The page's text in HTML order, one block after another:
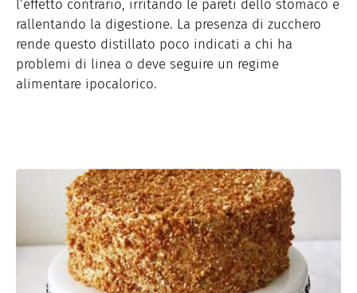
l’effetto contrario, irritando le pareti dello stomaco e
rallentando la digestione. La presenza di zucchero
rende questo distillato poco indicati a chi ha
problemi di linea o deve seguire un regime
alimentare ipocalorico.